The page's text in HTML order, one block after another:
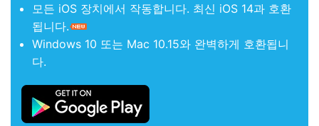
모든 iOS 장치에서 작동합니다. 최신 iOS 14과 호환
됩니다.
Windows 10 또는 Mac 10.15와 완벽하게 호환됩니
다.